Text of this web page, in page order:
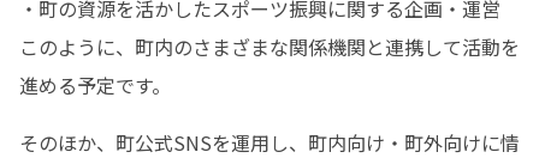
・町の資源を活かしたスポーツ振興に関する企画・運営
このように、町内のさまざまな関係機関と連携して活動を
進める予定です。
そのほか、町公式SNSを運用し、町内向け・町外向けに情